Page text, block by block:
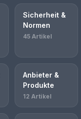
Sicherheit &
Normen
45 Artikel
Anbieter &
Produkte
12 Artikel